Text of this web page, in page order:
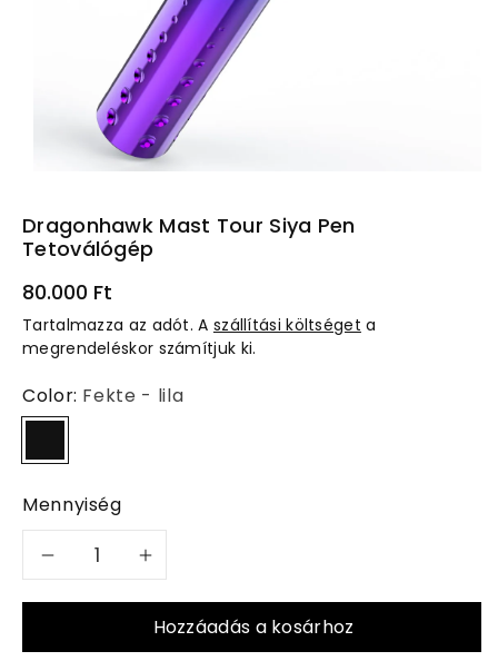
Dragonhawk Mast Tour Siya Pen
Tetoválógép
80.000 Ft
Tartalmazza az adót. A szállítási költséget a
megrendeléskor számítjuk ki.
Color: Fekte - lila
Mennyiség
DragonhawkDragonhawk
Mast
Hozzáadás a kosárhoz